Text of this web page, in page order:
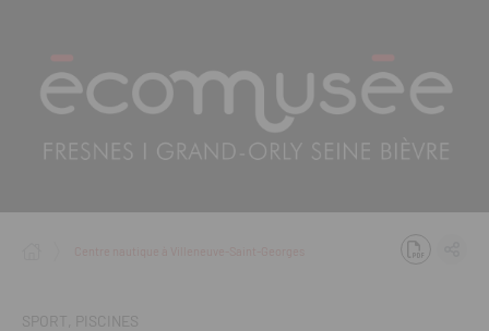
SPORT, PISCINES